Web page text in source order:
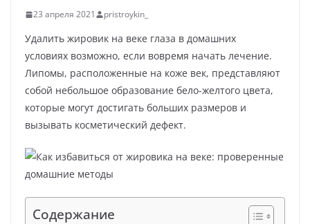
23 апреля 2021 pristroykin_
Удалить жировик на веке глаза в домашних
условиях возможно, если вовремя начать лечение.
Липомы, расположенные на коже век, представляют
собой небольшое образование бело-желтого цвета,
которые могут достигать больших размеров и
вызывать косметический дефект.
Содержание